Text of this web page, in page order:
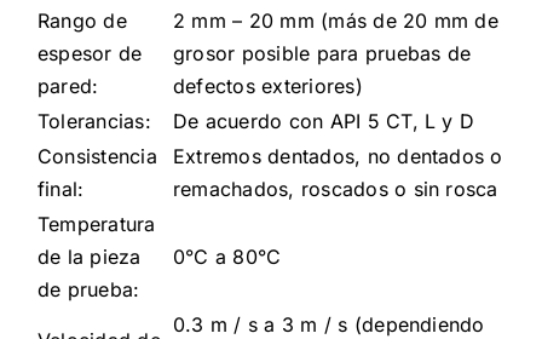
Rango de
espesor de
pared:
2 mm – 20 mm (más de 20 mm de
grosor posible para pruebas de
defectos exteriores)
Tolerancias:
De acuerdo con API 5 CT, L y D
Consistencia
final:
Extremos dentados, no dentados o
remachados, roscados o sin rosca
Temperatura
de la pieza
de prueba:
0°C a 80°C
0.3 m / s a 3 m / s (dependiendo